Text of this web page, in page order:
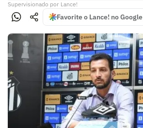
Supervisionado por Lance!
Favorite o Lance! no Google